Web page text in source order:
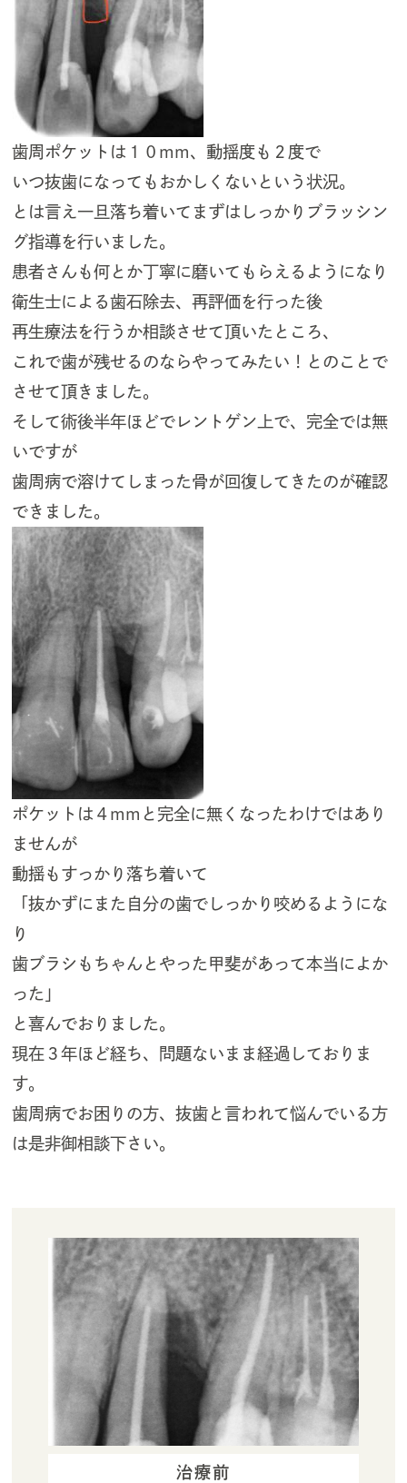
歯周ポケットは１０mm、動揺度も２度で
いつ抜歯になってもおかしくないという状況。
とは言え一旦落ち着いてまずはしっかりブラッシン
グ指導を行いました。
患者さんも何とか丁寧に磨いてもらえるようになり
衛生士による歯石除去、再評価を行った後
再生療法を行うか相談させて頂いたところ、
これで歯が残せるのならやってみたい！とのことで
させて頂きました。
そして術後半年ほどでレントゲン上で、完全では無
いですが
歯周病で溶けてしまった骨が回復してきたのが確認
できました。
ポケットは４mmと完全に無くなったわけではあり
ませんが
動揺もすっかり落ち着いて
「抜かずにまた自分の歯でしっかり咬めるようにな
り
歯ブラシもちゃんとやった甲斐があって本当によか
った」
と喜んでおりました。
現在３年ほど経ち、問題ないまま経過しておりま
す。
歯周病でお困りの方、抜歯と言われて悩んでいる方
は是非御相談下さい。
治療前